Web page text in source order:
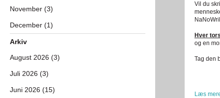
Vil du
Hver
og en
Tag den
Læs
November (3)
December (1)
Arkiv
August 2026 (3)
Juli 2026 (3)
Juni 2026 (15)